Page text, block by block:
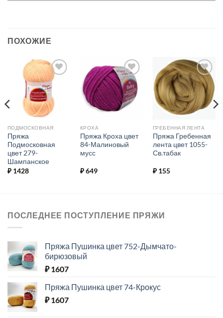
ПОХОЖИЕ
Добавить в
избранное.
ПОДМОСКОВНАЯ
Пряжа
Подмосковная
цвет 279-
Шампанское
₽1428
Добавить в
избранное.
КРОХА
Пряжа Кроха цвет
84-Малиновый
мусс
₽649
Добавить в
избранное.
ГРЕБЕННАЯ ЛЕНТА
Пряжа Гребенная
лента цвет 1055-
Св.табак
₽155
ПОСЛЕДНЕЕ ПОСТУПЛЕНИЕ ПРЯЖИ
Пряжа Пушинка цвет 752-Дымчато-
бирюзовый
₽1607
Пряжа Пушинка цвет 74-Крокус
₽1607